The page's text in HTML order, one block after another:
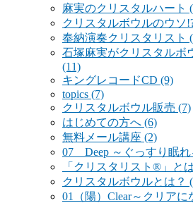
麻実のクリスタルハート
クリスタルボウルのウソ
奉納演奏クリスタリスト
石塚麻実がクリスタルボ
(11)
キングレコードCD (9)
topics (7)
クリスタルボウル販売 (7)
はじめての方へ (6)
無料メール講座 (2)
07 Deep ～ぐっすり眠れ
「クリスタリスト®」と
クリスタルボウルとは？
01（陽）Clear～クリアに